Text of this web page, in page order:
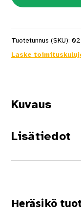
Tuotetunnus (SKU):
Laske
Kuvaus
Lisätiedot
Heräsikö